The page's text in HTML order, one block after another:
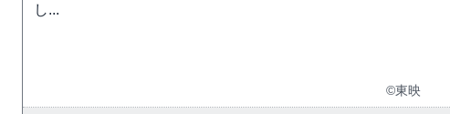
し...
©東映